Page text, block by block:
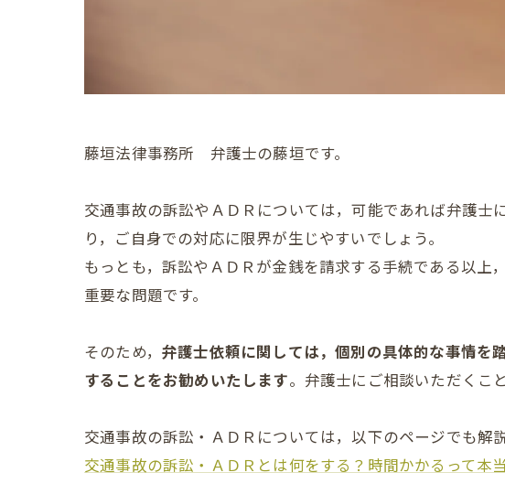
藤垣法律事務所 弁護士の藤垣です。
交通事故の訴訟やＡＤＲについては，可能であれば弁護
り，ご自身での対応に限界が生じやすいでしょう。
もっとも，訴訟やＡＤＲが金銭を請求する手続である以
重要な問題です。
そのため， 弁護士依頼に関しては，個別の具体的な事情を
することをお勧めいたします。弁護士にご相談いただくこ
交通事故の訴訟・ＡＤＲについては，以下のページでも解説
交通事故の訴訟・ＡＤＲとは何をする？時間かかるって